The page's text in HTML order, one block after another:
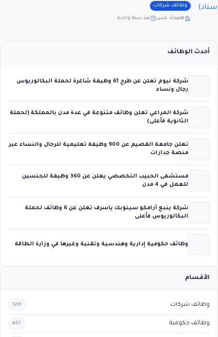
وظائف شركات
هفيدك بلس منذ سنة واحدة
أحدث الوظائف
شركة نيوم تعلن عن طرح 61 وظيفة شاغرة لحملة البكالوريوس
رجال ونساء
شركة المراعي تعلن وظائف متنوعة في عدة مدن بالمملكة (لحملة
الثانوية فأعلى)
تعلن جامعة القصيم عن 900 وظيفة تعليمية للرجال والنساء عبر
منصة جدارات
مستشفى الحبيب التخصصي يعلن عن 360 وظيفة للجنسين
للعمل في 4 مدن
شركة ينبع أرامكو سينوبك ياسرف تعلن عن 6 وظائف لحملة
البكالوريوس فأعلى
وظائف حكومية إدارية وهندسية وتقنية وغيرها في وزارة الطاقة
الأقسام
وظائف شركات 1201
وظائف حكومية 461